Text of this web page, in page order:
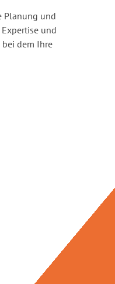
Planung und
und
bei dem Ihre